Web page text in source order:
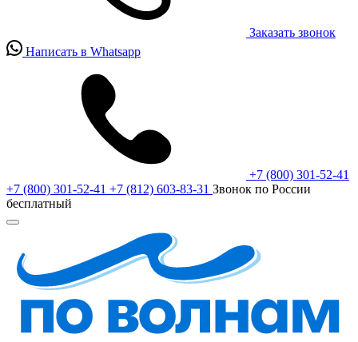
Заказать звонок
Написать в Whatsapp
+7 (800) 301-52-41
+7 (800) 301-52-41 +7 (812) 603-83-31 Звонок по России
бесплатный